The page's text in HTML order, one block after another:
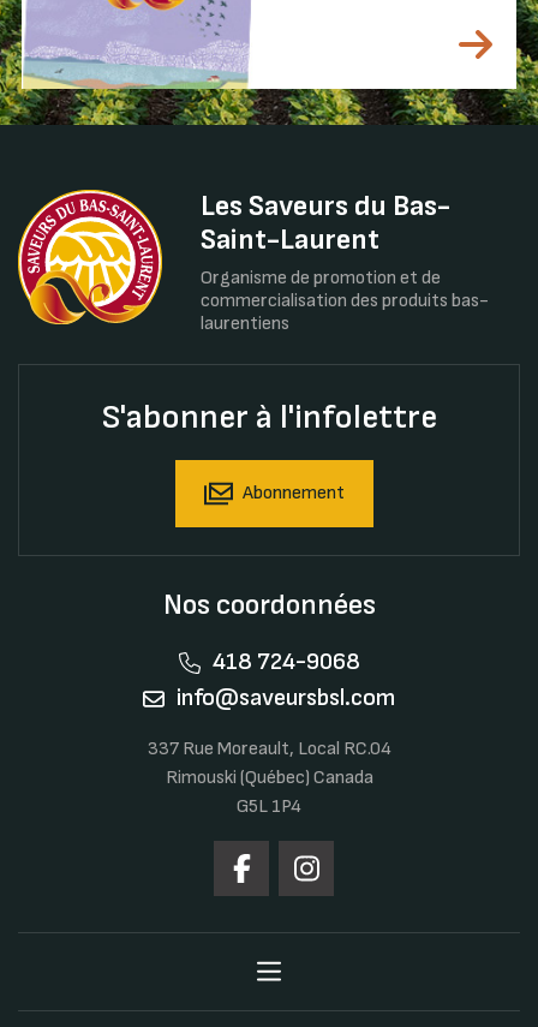
Les Saveurs du Bas-
Saint-Laurent
Organisme de promotion et de
commercialisation des produits bas-
laurentiens
S'abonner à l'infolettre
Abonnement
Nos coordonnées
418 724-9068
info@saveursbsl.com
337 Rue Moreault, Local RC.04
Rimouski (Québec) Canada
G5L 1P4